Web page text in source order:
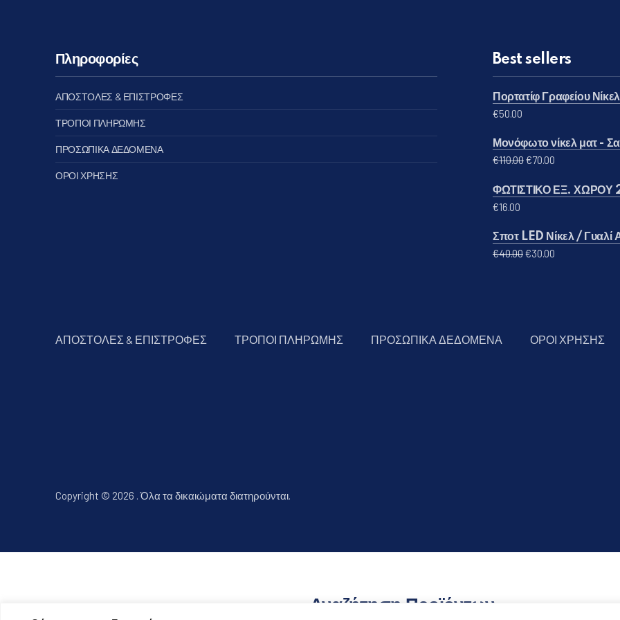
Πληροφορίες
ΑΠΟΣΤΟΛΕΣ & ΕΠΙΣΤΡΟΦΕΣ
ΤΡΟΠΟΙ ΠΛΗΡΩΜΗΣ
ΠΡΟΣΩΠΙΚΑ ΔΕΔΟΜΕΝΑ
ΟΡΟΙ ΧΡΗΣΗΣ
Best sellers
Πορτατίφ Γραφείου
€50.00
Μονόφωτο νίκελ ματ -
€110.00Original price was:
€70.00
ΦΩΤΙΣΤΙΚΟ ΕΞ. ΧΩΡΟΥ
€16.00
Σποτ LED Νίκελ / Γυαλί
€40.00Original price was:
€30.00
ΑΠΟΣΤΟΛΕΣ & ΕΠΙΣΤΡΟΦΕΣ ΤΡΟΠΟΙ ΠΛΗΡΩΜΗΣ ΠΡΟΣΩΠΙΚΑ ΔΕΔΟΜΕΝΑ ΟΡΟΙ ΧΡΗΣΗΣ
Copyright © 2026 .Όλα τα δικαιώματα διατηρούνται.
Αναζήτηση Προϊόντων